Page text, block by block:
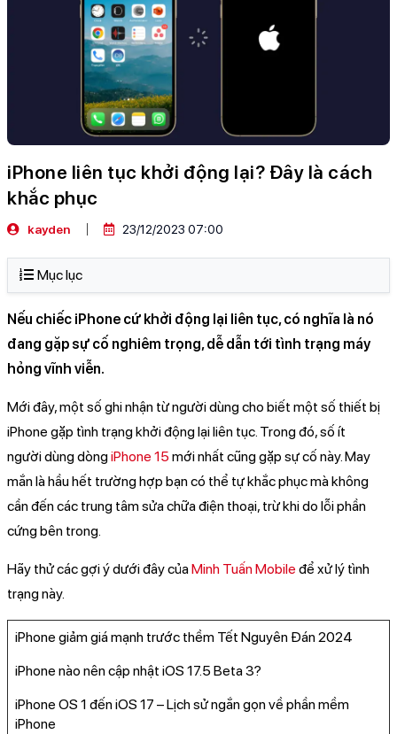
iPhone liên tục khởi động lại? Đây là cách
khắc phục
kayden 23/12/2023 07:00
Mục lục
Nếu chiếc iPhone cứ khởi động lại liên tục, có nghĩa là nó
đang gặp sự cố nghiêm trọng, dễ dẫn tới tình trạng máy
hỏng vĩnh viễn.
Mới đây, một số ghi nhận từ người dùng cho biết một số thiết bị
iPhone gặp tình trạng khởi động lại liên tục. Trong đó, số ít
người dùng dòngiPhone 15 mới nhất cũng gặp sự cố này. May
mắn là hầu hết trường hợp bạn có thể tự khắc phục mà không
cần đến các trung tâm sửa chữa điện thoại, trừ khi do lỗi phần
cứng bên trong.
Hãy thử các gợi ý dưới đây củaMinh Tuấn Mobile để xử lý tình
trạng này.
iPhone giảm giá mạnh trước thềm Tết Nguyên Đán 2024
iPhone nào nên cập nhật iOS 17.5 Beta 3?
iPhone OS 1 đến iOS 17 – Lịch sử ngắn gọn về phần mềm
iPhone